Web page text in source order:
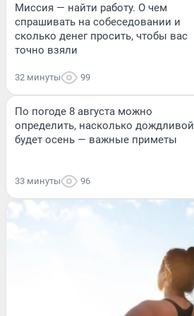
Миссия — найти работу. О чем
спрашивать на собеседовании и
сколько денег просить, чтобы вас
точно взяли
32 минуты 99
По погоде 8 августа можно
определить, насколько дождливой
будет осень — важные приметы
33 минуты 96